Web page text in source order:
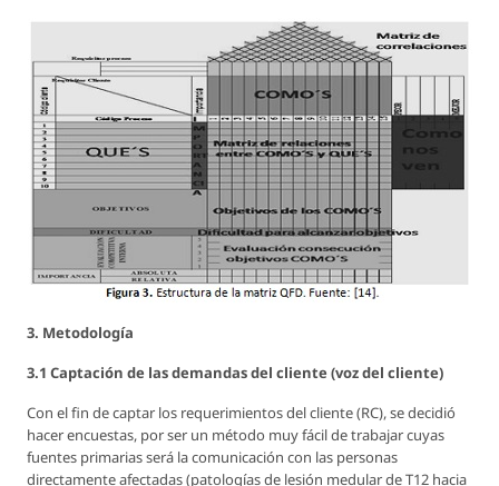
3. Metodología
3.1 Captación de las demandas del cliente (voz del cliente)
Con el fin de captar los requerimientos del cliente (RC), se decidió
hacer encuestas, por ser un método muy fácil de trabajar cuyas
fuentes primarias será la comunicación con las personas
directamente afectadas (patologías de lesión medular de T12 hacia